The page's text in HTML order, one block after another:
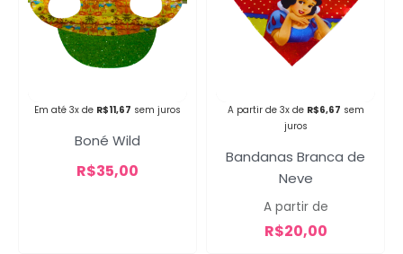
Em até 3x de R$11,67 sem juros
Boné Wild
R$35,00
A partir de 3x de R$6,67 sem
juros
Bandanas Branca de
Neve
A partir de
R$20,00
sucesso!